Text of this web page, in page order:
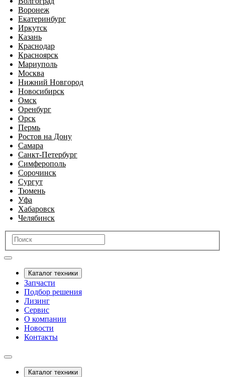
Воронеж
Екатеринбург
Иркутск
Казань
Краснодар
Красноярск
Мариуполь
Москва
Нижний Новгород
Новосибирск
Омск
Оренбург
Орск
Пермь
Ростов на Дону
Самара
Санкт-Петербург
Симферополь
Сорочинск
Сургут
Тюмень
Уфа
Хабаровск
Челябинск
Каталог техники
Запчасти
Подбор решения
Лизинг
Сервис
О компании
Новости
Контакты
Каталог техники